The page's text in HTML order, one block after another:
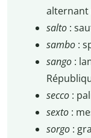
alternant
salto :
sambo :
sango :
secco :
sexto :
sorgo :